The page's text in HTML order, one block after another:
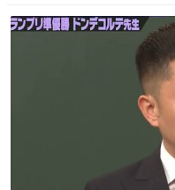
ト
数